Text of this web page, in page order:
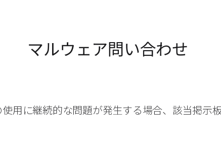
マルウェア問い合わせ
用に継続的な問題が発生する場合、該当掲示